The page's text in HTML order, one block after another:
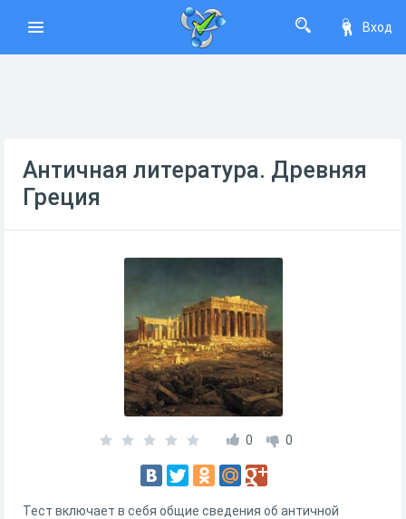
Вход
Античная литература. Древняя
Греция
0 0
Тест включает в себя общие сведения об античной